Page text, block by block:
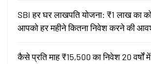
SBI हर घर लाखपति योजना: ₹1 लाख का
आपको हर महीने कितना निवेश करने की
कैसे प्रति माह ₹15,500 का निवेश 20 वर्षों